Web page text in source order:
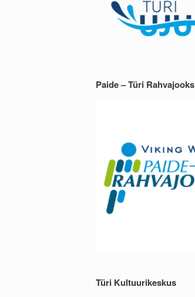
Paide – Türi Rahvajooks
Türi Kultuurikeskus